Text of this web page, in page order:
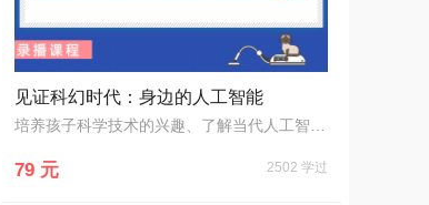
见证科幻时代：身边的人工智能
79 元 2502 学过